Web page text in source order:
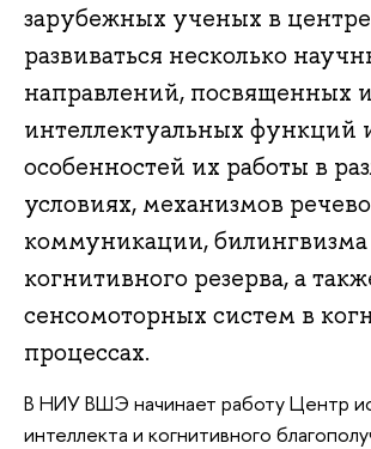
зарубежных ученых в
развиваться несколько
направлений, посвященных
интеллектуальных функций
особенностей их работы в
условиях, механизмов
коммуникации,
когнитивного резерва, а
сенсомоторных систем в
процессах.
В НИУ ВШЭ начинает работу Центр
интеллекта и когнитивного